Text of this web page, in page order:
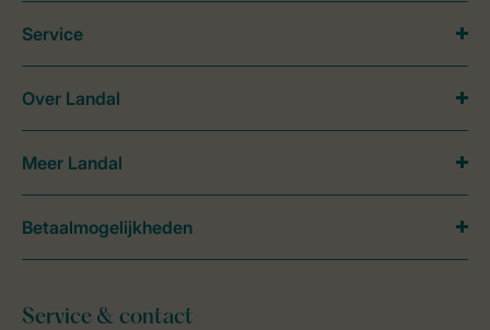
Service & contact
Service
Over Landal
Meer Landal
Betaalmogelijkheden